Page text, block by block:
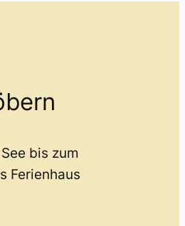
bis zum
Ferienhaus